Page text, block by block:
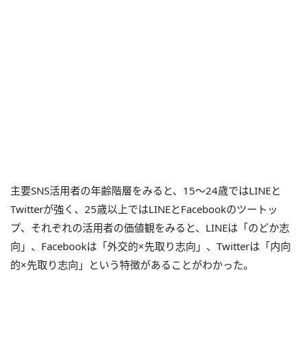
主要SNS活用者の年齢階層をみると、15～24歳ではLINEと
Twitterが強く、25歳以上ではLINEとFacebookのツートッ
プ、それぞれの活用者の価値観をみると、LINEは「のどか志
向」、Facebookは「外交的×先取り志向」、Twitterは「内向
的×先取り志向」という特徴があることがわかった。